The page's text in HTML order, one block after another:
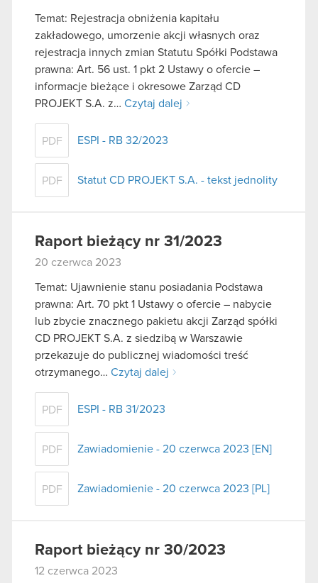
Temat: Rejestracja obniżenia kapitału
zakładowego, umorzenie akcji własnych oraz
rejestracja innych zmian Statutu Spółki Podstawa
prawna: Art. 56 ust. 1 pkt 2 Ustawy o ofercie –
informacje bieżące i okresowe Zarząd CD
PROJEKT S.A. z… Czytaj dalej
PDF ESPI - RB 32/2023
PDF Statut CD PROJEKT S.A. - tekst jednolity
Raport bieżący nr 31/2023
20 czerwca 2023
Temat: Ujawnienie stanu posiadania Podstawa
prawna: Art. 70 pkt 1 Ustawy o ofercie – nabycie
lub zbycie znacznego pakietu akcji Zarząd spółki
CD PROJEKT S.A. z siedzibą w Warszawie
przekazuje do publicznej wiadomości treść
otrzymanego… Czytaj dalej
PDF ESPI - RB 31/2023
PDF Zawiadomienie - 20 czerwca 2023 [EN]
PDF Zawiadomienie - 20 czerwca 2023 [PL]
Raport bieżący nr 30/2023
12 czerwca 2023